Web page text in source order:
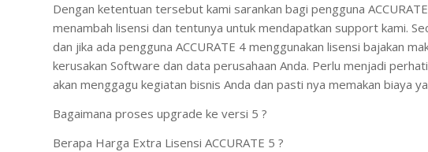
Dengan ketentuan tersebut kami sarankan bagi pengguna
menambah lisensi dan tentunya untuk mendapatkan support kami.
dan jika ada pengguna ACCURATE 4 menggunakan lisensi bajakan
kerusakan Software dan data perusahaan Anda. Perlu menjadi
akan menggagu kegiatan bisnis Anda dan pasti nya memakan biaya
Bagaimana proses upgrade ke versi 5 ?
Berapa Harga Extra Lisensi ACCURATE 5 ?